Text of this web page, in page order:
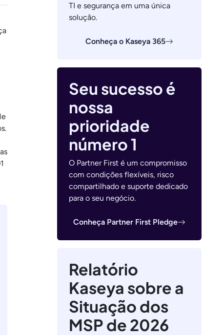
TI e segurança em uma única
solução.
Conheça o Kaseya 365
Seu sucesso é
nossa
prioridade
número 1
O Partner First é um compromisso
com condições flexíveis, risco
compartilhado e suporte dedicado
para o seu negócio.
Conheça Partner First Pledge
Relatório
Kaseya sobre a
Situação dos
MSP de 2026